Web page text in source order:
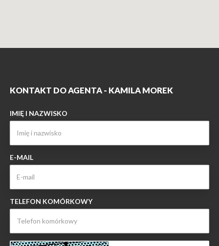
KONTAKT DO AGENTA - KAMILA MOREK
IMIĘ I NAZWISKO
E-MAIL
TELEFON KOMÓRKOWY